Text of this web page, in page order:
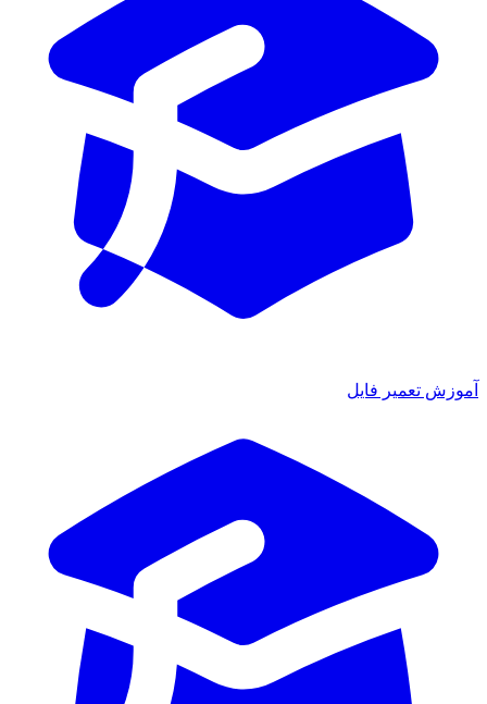
تعمیر فایل